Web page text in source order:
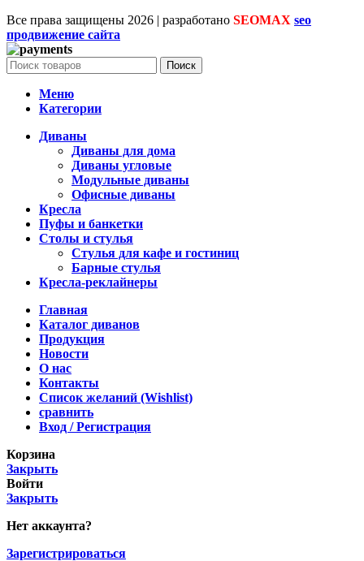
Все права защищены 2026 | разработано SEOMAX seo
продвижение сайта
Поиск
Меню
Категории
Диваны
Диваны для дома
Диваны угловые
Модульные диваны
Офисные диваны
Кресла
Пуфы и банкетки
Столы и стулья
Стулья для кафе и гостиниц
Барные стулья
Кресла-реклайнеры
Главная
Каталог диванов
Продукция
Новости
О нас
Контакты
Список желаний (Wishlist)
сравнить
Вход / Регистрация
Корзина
Закрыть
Войти
Закрыть
Нет аккаунта?
Зарегистрироваться